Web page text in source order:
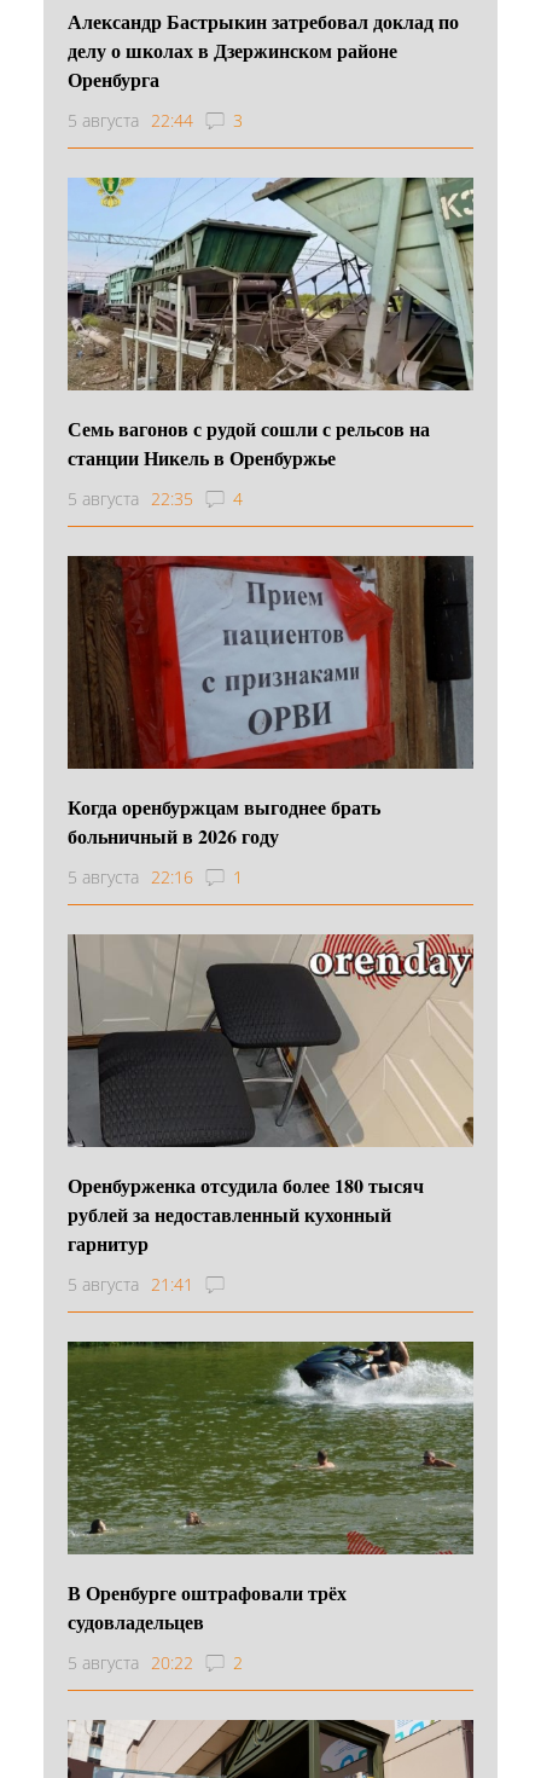
Александр Бастрыкин затребовал доклад по
делу о школах в Дзержинском районе
Оренбурга
5 августа 22:44 3
Семь вагонов с рудой сошли с рельсов на
станции Никель в Оренбуржье
5 августа 22:35 4
Когда оренбуржцам выгоднее брать
больничный в 2026 году
5 августа 22:16 1
Оренбурженка отсудила более 180 тысяч
рублей за недоставленный кухонный
гарнитур
5 августа 21:41
В Оренбурге оштрафовали трёх
судовладельцев
5 августа 20:22 2